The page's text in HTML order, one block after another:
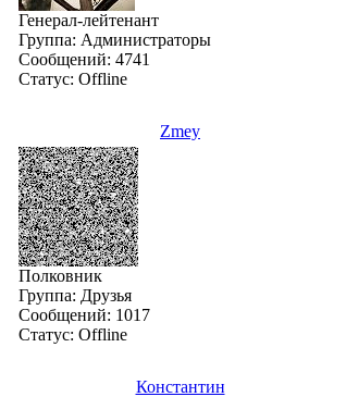
Генерал-лейтенант
Группа: Администраторы
Сообщений: 4741
Статус: Offline
Zmey
Полковник
Группа: Друзья
Сообщений: 1017
Статус: Offline
Константин